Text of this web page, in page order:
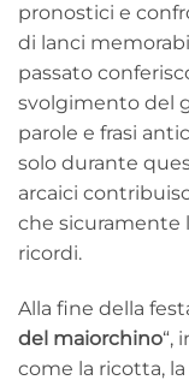
pronostici e
di lanci
passato
svolgimento del
parole e frasi
solo durante
arcaici
che sicuramente
ricordi.
Alla fine della
del maiorchino“,
come la ricotta,